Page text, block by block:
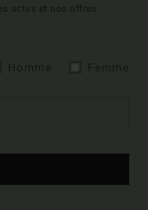
actus et nos offres